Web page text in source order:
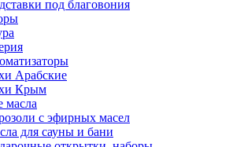
под благовония
Арабские
Крым
с эфирных масел
для сауны и бани